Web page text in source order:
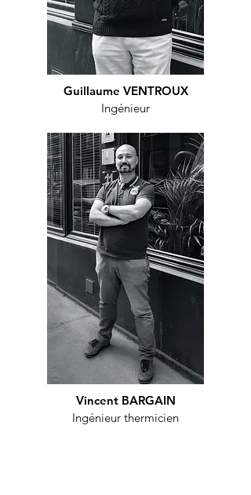
Guillaume VENTROUX
Ingénieur
Vincent BARGAIN
Ingénieur thermicien